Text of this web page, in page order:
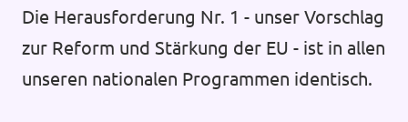
Die Herausforderung Nr. 1 - unser Vorschlag
zur Reform und Stärkung der EU - ist in allen
unseren nationalen Programmen identisch.